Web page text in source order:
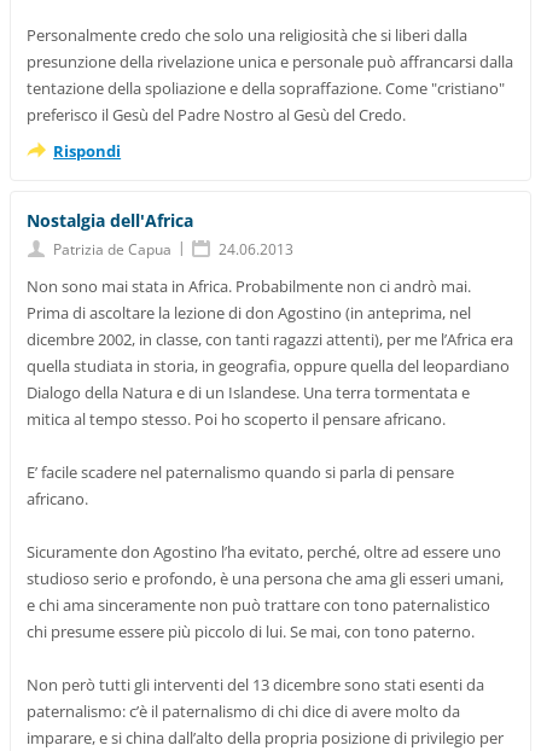
Personalmente credo che solo una religiosità che si liberi dalla
presunzione della rivelazione unica e personale può affrancarsi dalla
tentazione della spoliazione e della sopraffazione. Come "cristiano"
preferisco il Gesù del Padre Nostro al Gesù del Credo.
Rispondi
Nostalgia dell'Africa
Patrizia de Capua | 24.06.2013
Non sono mai stata in Africa. Probabilmente non ci andrò mai.
Prima di ascoltare la lezione di don Agostino (in anteprima, nel
dicembre 2002, in classe, con tanti ragazzi attenti), per me l’Africa era
quella studiata in storia, in geografia, oppure quella del leopardiano
Dialogo della Natura e di un Islandese. Una terra tormentata e
mitica al tempo stesso. Poi ho scoperto il pensare africano.
E’ facile scadere nel paternalismo quando si parla di pensare
africano.
Sicuramente don Agostino l’ha evitato, perché, oltre ad essere uno
studioso serio e profondo, è una persona che ama gli esseri umani,
e chi ama sinceramente non può trattare con tono paternalistico
chi presume essere più piccolo di lui. Se mai, con tono paterno.
Non però tutti gli interventi del 13 dicembre sono stati esenti da
paternalismo: c’è il paternalismo di chi dice di avere molto da
imparare, e si china dall’alto della propria posizione di privilegio per